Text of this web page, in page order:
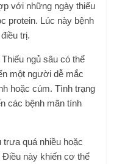
với những ngày thiếu
protein. Lúc này bệnh
trị.
Thiếu ngủ sâu có thể
một người dễ mắc
hoặc cúm. Tình trạng
các bệnh mãn tính
trưa quá nhiều hoặc
Điều này khiến cơ thể